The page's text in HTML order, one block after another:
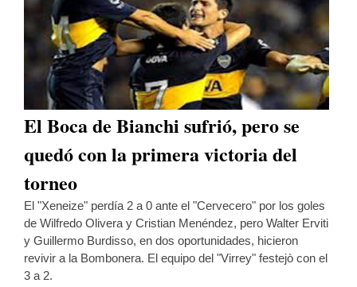
El Boca de Bianchi sufrió, pero se
quedó con la primera victoria del
torneo
El "Xeneize" perdía 2 a 0 ante el "Cervecero" por los goles
de Wilfredo Olivera y Cristian Menéndez, pero Walter Erviti
y Guillermo Burdisso, en dos oportunidades, hicieron
revivir a la Bombonera. El equipo del "Virrey" festejò con el
3 a 2.